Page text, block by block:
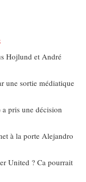
Hojlund et André
une sortie médiatique
pris une décision
à la porte Alejandro
United ? Ca pourrait